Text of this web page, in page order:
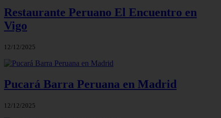
Restaurante Peruano El Encuentro en
Vigo
12/12/2025
Pucará Barra Peruana en Madrid
12/12/2025